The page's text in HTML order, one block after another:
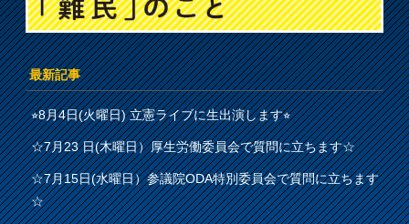
最新記事
⭐︎8月4日(火曜日) 立憲ライブに生出演します⭐︎
☆7月23 日(木曜日）厚生労働委員会で質問に立ちます☆
☆7月15日(水曜日）参議院ODA特別委員会で質問に立ちます
☆